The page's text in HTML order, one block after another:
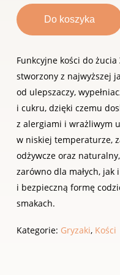
Do koszyka
Funkcyjne kości do żucia
stworzony z najwyższej
od ulepszaczy,
i cukru, dzięki czemu
z alergiami i wrażliwym
w niskiej temperaturze,
odżywcze oraz
zarówno dla małych,
i bezpieczną formę
smakach.
Kategorie: Gryzaki, Kości